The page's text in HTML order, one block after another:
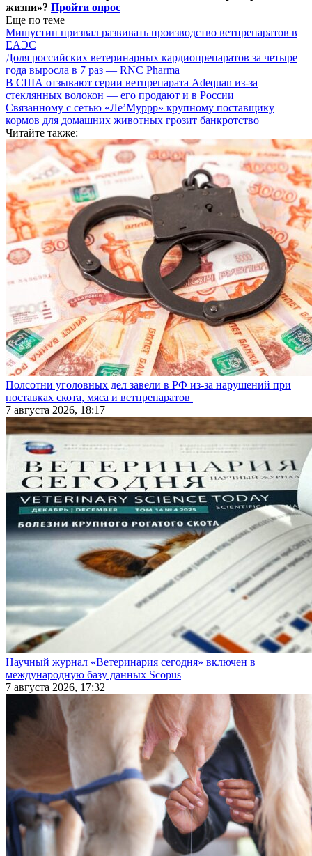
жизни»? Пройти опрос
Еще по теме
Мишустин призвал развивать производство ветпрепаратов в
ЕАЭС
Доля российских ветеринарных кардиопрепаратов за четыре
года выросла в 7 раз — RNC Pharma
В США отзывают серии ветпрепарата Adequan из-за
стеклянных волокон — его продают и в России
Связанному с сетью «Ле’Муррр» крупному поставщику
кормов для домашних животных грозит банкротство
Читайте также:
Полсотни уголовных дел завели в РФ из-за нарушений при
поставках скота, мяса и ветпрепаратов
7 августа 2026, 18:17
Научный журнал «Ветеринария сегодня» включен в
международную базу данных Scopus
7 августа 2026, 17:32